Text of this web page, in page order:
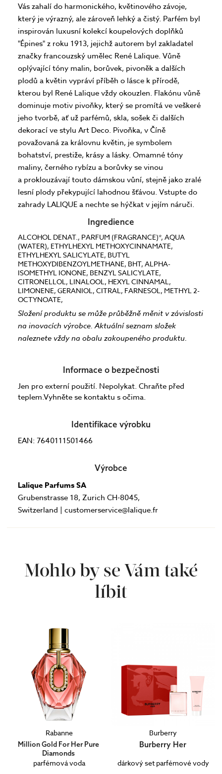
Vás zahalí do harmonického, květinového závoje,
který je výrazný, ale zároveň lehký a čistý. Parfém byl
inspirován luxusní kolekcí koupelových doplňků
"Épines" z roku 1913, jejichž autorem byl zakladatel
značky francouzský umělec René Lalique. Vůně
oplývající tóny malin, borůvek, pivoněk a dalších
plodů a květin vypráví příběh o lásce k přírodě,
kterou byl René Lalique vždy okouzlen. Flakónu vůně
dominuje motiv pivoňky, který se promítá ve veškeré
jeho tvorbě, ať už parfémů, skla, sošek či dalších
dekorací ve stylu Art Deco. Pivoňka, v Číně
považovaná za královnu květin, je symbolem
bohatství, prestiže, krásy a lásky. Omamné tóny
maliny, černého rybízu a borůvky se vinou
a proklouzávají touto dámskou vůní, stejně jako zralé
lesní plody překypující lahodnou šťávou. Vstupte do
zahrady LALIQUE a nechte se hýčkat v jejím náruči.
Ingredience
ALCOHOL DENAT., PARFUM (FRAGRANCE)*, AQUA
(WATER), ETHYLHEXYL METHOXYCINNAMATE,
ETHYLHEXYL SALICYLATE, BUTYL
METHOXYDIBENZOYLMETHANE, BHT, ALPHA-
ISOMETHYL IONONE, BENZYL SALICYLATE,
CITRONELLOL, LINALOOL, HEXYL CINNAMAL,
LIMONENE, GERANIOL, CITRAL, FARNESOL, METHYL 2-
OCTYNOATE,
Složení produktu se může průběžně měnit v závislosti
na inovacích výrobce. Aktuální seznam složek
naleznete vždy na obalu zakoupeného produktu.
Informace o bezpečnosti
Jen pro externí použití. Nepolykat. Chraňte před
teplem.Vyhněte se kontaktu s očima.
Identifikace výrobku
EAN: 7640111501466
Výrobce
Lalique Parfums SA
Grubenstrasse 18, Zurich CH-8045,
Switzerland | customerservice@lalique.fr
Mohlo by se Vám také
líbit
Rabanne
Million Gold For Her Pure
Diamonds
parfémová voda
Burberry
Burberry Her
dárkový set parfémové vody